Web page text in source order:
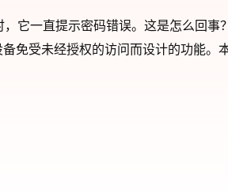
，它一直提示密码错误。这是怎么回
免受未经授权的访问而设计的功能。